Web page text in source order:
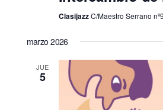
ClasijazzC/Maestro Serrano
marzo 2026
JUE
5